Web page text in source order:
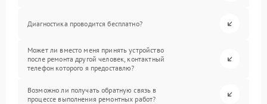
Диагностика проводится бесплатно?
Может ли вместо меня принять устройство
после ремонта другой человек, контактный
телефон которого я предоставлю?
Возможно ли получать обратную связь в
процессе выполнения ремонтных работ?